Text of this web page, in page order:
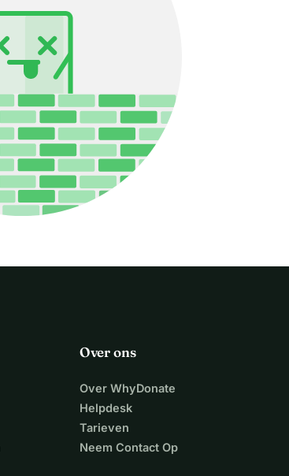
Over ons
Over WhyDonate
Helpdesk
Tarieven
Neem Contact Op